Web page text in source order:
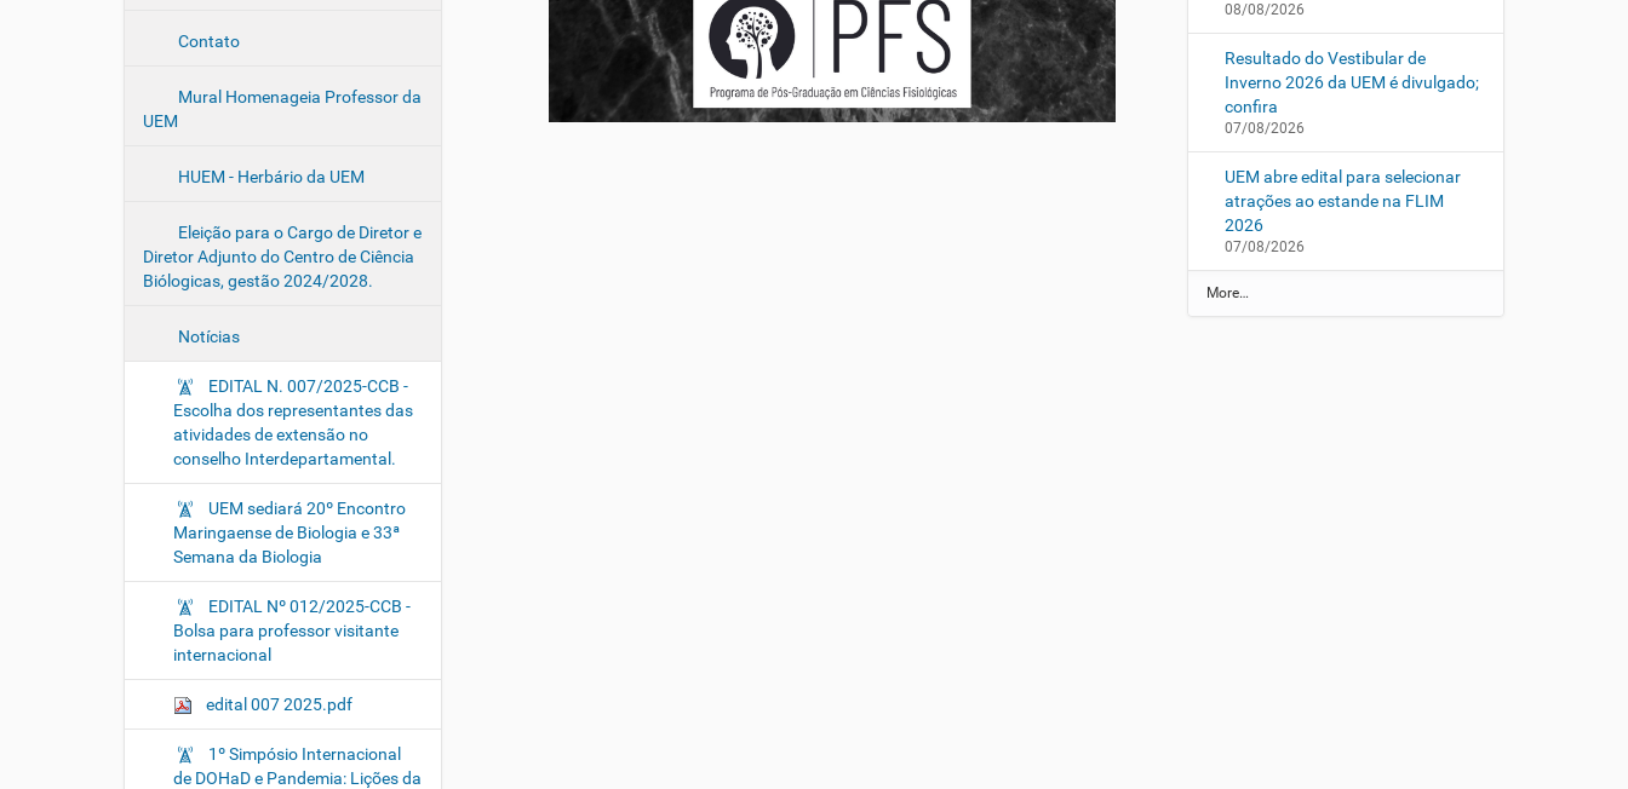
Contato
Mural Homenageia Professor da
UEM
HUEM - Herbário da UEM
Eleição para o Cargo de Diretor e
Diretor Adjunto do Centro de Ciência
Biólogicas, gestão 2024/2028.
Notícias
EDITAL N. 007/2025-CCB -
Escolha dos representantes das
atividades de extensão no
conselho Interdepartamental.
UEM sediará 20º Encontro
Maringaense de Biologia e 33ª
Semana da Biologia
EDITAL Nº 012/2025-CCB -
Bolsa para professor visitante
internacional
edital 007 2025.pdf
1º Simpósio Internacional
de DOHaD e Pandemia: Lições da
08/08/2026
Resultado do Vestibular de
Inverno 2026 da UEM é divulgado;
confira
07/08/2026
UEM abre edital para selecionar
atrações ao estande na FLIM
2026
07/08/2026
N
o
More…